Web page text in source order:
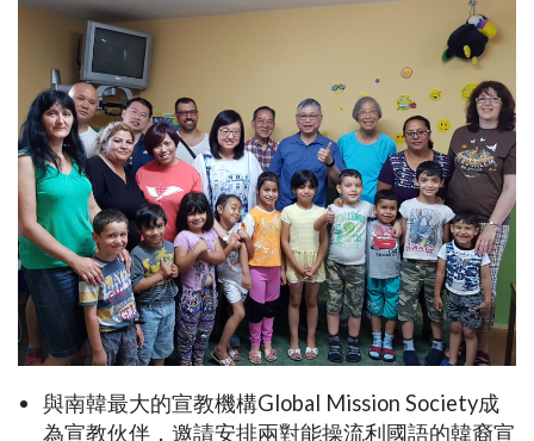
與南韓最大的宣教機構Global Mission Society成
為宣教伙伴，邀請安排兩對能操流利國語的韓裔宣